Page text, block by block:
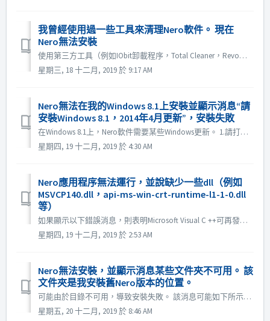
我曾經使用過一些工具來清理Nero軟件。 現在
Nero無法安裝
使用第三方工具（例如IObit卸載程序，Total Cleaner，Revo卸載程序等）清潔Nero軟件時，此類工具會刪除Nero程序文件夾和文件，但仍會在註冊表項中保留一些Nero跟踪。 這將導致安裝失敗。 在這種情況下，要再次成功安裝Nero，必須首先清除系統中所有剩餘的Nero條目。 請按照以下鏈...
星期三, 18 十二月, 2019 於 9:17 AM
Nero無法在我的Windows 8.1上安裝並顯示消息“請
安裝Windows 8.1，2014年4月更新”，安裝失敗
在Windows 8.1上，Nero軟件需要某些Windows更新。 1.請打開控制面板-> Windows更新，安裝所有Microsoft建議的更新，然後重新啟動計算機。 2.打開控制面板-> Windows更新->查看更新歷史記錄，請確保已安裝KB2919355和KB2999226。 ...
星期四, 19 十二月, 2019 於 4:30 AM
Nero應用程序無法運行，並說缺少一些dll（例如
MSVCP140.dll，api-ms-win-crt-runtime-l1-1-0.dll
等）
如果顯示以下錯誤消息，則表明Microsoft Visual C ++可再發行組件（x86）中缺少這些文件。 缺少MSVCP140.DLL(or similar file named as MSxxx140.dll) 缺少api-ms-win-crt-runtime-l1-1-0.dll 請嘗...
星期四, 19 十二月, 2019 於 2:53 AM
Nero無法安裝，並顯示消息某些文件夾不可用。 該
文件夾是我安裝舊Nero版本的位置。
可能由於目錄不可用，導致安裝失敗。 該消息可能如下所示： 這是因為您曾經安裝過Nero產品，我們希望進行升級。但是安裝程序無法在相應位置找到該產品。 這種情況可能有兩個原因： 1.您已將Nero產品安裝到可移動的位置。 可移動的位置可以是：外部驅動器，USB記憶棒，網絡驅動器...
星期五, 20 十二月, 2019 於 8:46 AM